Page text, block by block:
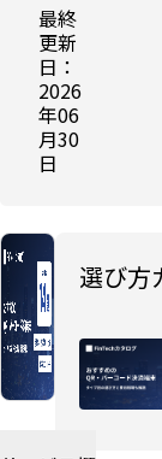
最終
更新
日：
2026
年06
月30
日
バー
コー
ド決
め比
較14
手数
料・
初期
選び方